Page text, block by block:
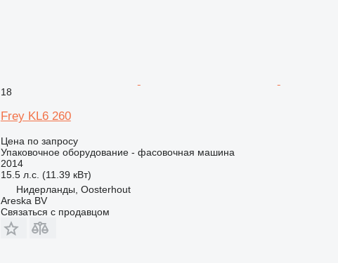
18
Frey KL6 260
Цена по запросу
Упаковочное оборудование - фасовочная машина
2014
15.5 л.с. (11.39 кВт)
Нидерланды, Oosterhout
Areska BV
Связаться с продавцом